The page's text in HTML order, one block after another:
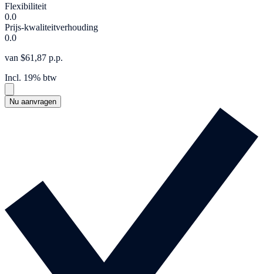
Flexibiliteit
0.0
Prijs-kwaliteitverhouding
0.0
van $61,87 p.p.
Incl. 19% btw
Nu aanvragen